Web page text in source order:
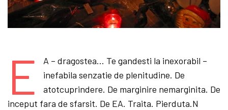
E
A – dragostea… Te gandesti la inexorabil –
inefabila senzatie de plenitudine. De
atotcuprindere. De marginire nemarginita. De
inceput fara de sfarsit. De EA. Traita. Pierduta.N